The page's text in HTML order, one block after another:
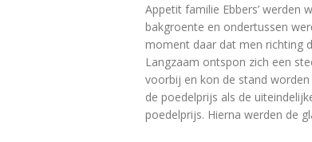
Appetit familie Ebbers’ werden
bakgroente en ondertussen
moment daar dat men richting
Langzaam ontspon zich een
voorbij en kon de stand
de poedelprijs als de
poedelprijs. Hierna werden de